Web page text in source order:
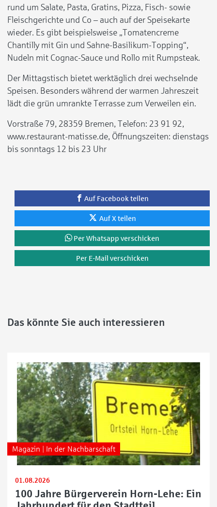
rund um Salate, Pasta, Gratins, Pizza, Fisch- sowie
Fleischgerichte und Co – auch auf der Speisekarte
wieder. Es gibt beispielsweise „Tomatencreme
Chantilly mit Gin und Sahne-Basilikum-Topping“,
Nudeln mit Cognac-Sauce und Rollo mit Rumpsteak.
Der Mittagstisch bietet werktäglich drei wechselnde
Speisen. Besonders während der warmen Jahreszeit
lädt die grün umrankte Terrasse zum Verweilen ein.
Vorstraße 79, 28359 Bremen, Telefon: 23 91 92,
www.restaurant-matisse.de, Öffnungszeiten: dienstags
bis sonntags 12 bis 23 Uhr
Auf Facebook teilen
Auf X teilen
Per Whatsapp verschicken
Per E-Mail verschicken
Das könnte Sie auch interessieren
Magazin | In der Nachbarschaft
01.08.2026
100 Jahre Bürgerverein Horn-Lehe: Ein